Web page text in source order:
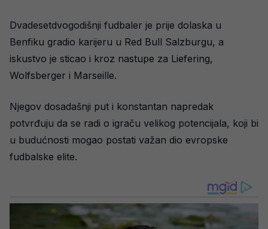
Dvadesetdvogodišnji fudbaler je prije dolaska u
Benfiku gradio karijeru u Red Bull Salzburgu, a
iskustvo je sticao i kroz nastupe za Liefering,
Wolfsberger i Marseille.
Njegov dosadašnji put i konstantan napredak
potvrđuju da se radi o igraču velikog potencijala, koji bi
u budućnosti mogao postati važan dio evropske
fudbalske elite.